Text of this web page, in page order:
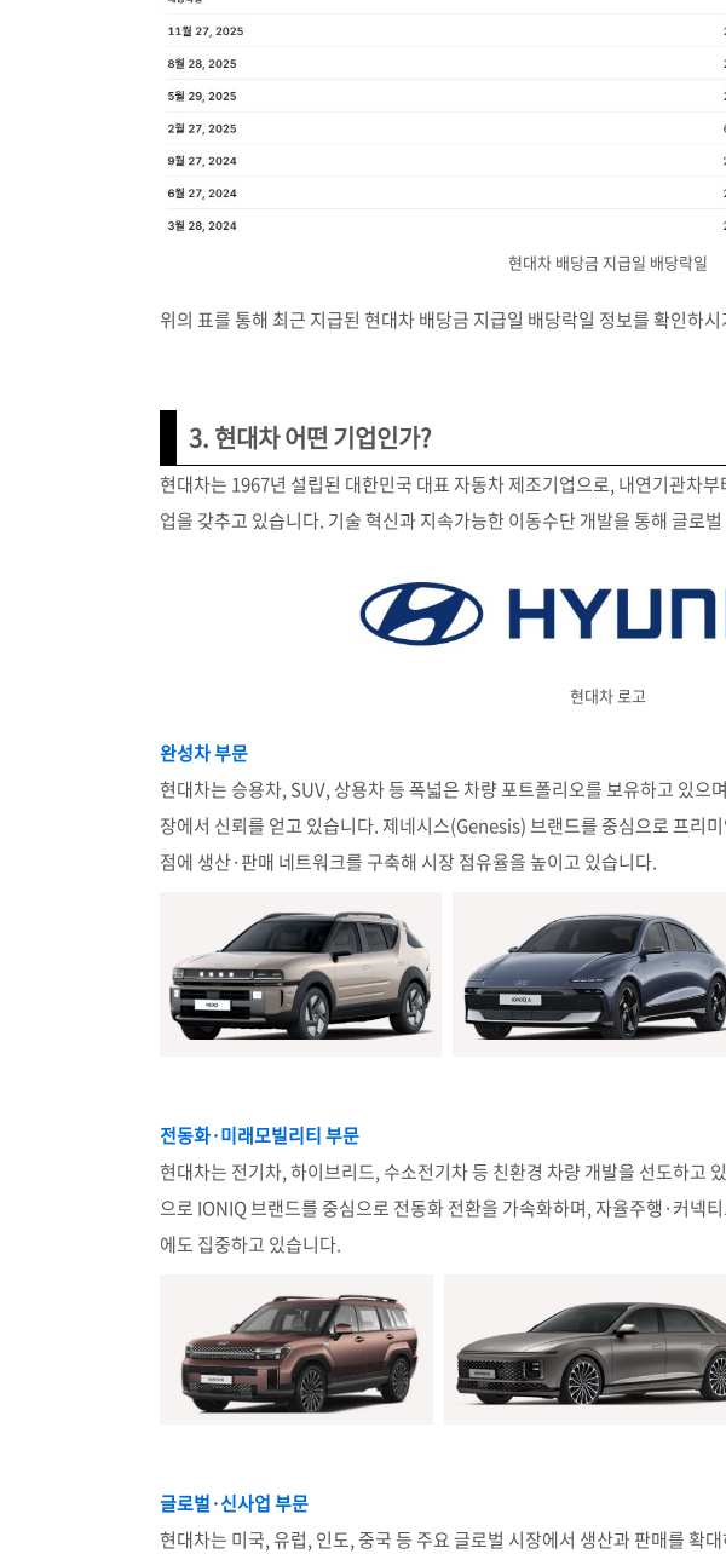
현대차 배당금 지급일 배당락일
위의 표를 통해 최근 지급된 현대차 배당금 지급일 배당락일 정보를 확인하
3. 현대차 어떤 기업인가?
현대차는 1967년 설립된 대한민국 대표 자동차 제조기업으로, 내연기관차
업을 갖추고 있습니다. 기술 혁신과 지속가능한 이동수단 개발을 통해 글로
현대차 로고
완성차 부문
현대차는 승용차, SUV, 상용차 등 폭넓은 차량 포트폴리오를 보유하고 있으
장에서 신뢰를 얻고 있습니다. 제네시스(Genesis) 브랜드를 중심으로 프리
점에 생산·판매 네트워크를 구축해 시장 점유율을 높이고 있습니다.
전동화·미래모빌리티 부문
현대차는 전기차, 하이브리드, 수소전기차 등 친환경 차량 개발을 선도하고
으로 IONIQ 브랜드를 중심으로 전동화 전환을 가속화하며, 자율주행·커넥
에도 집중하고 있습니다.
글로벌·신사업 부문
현대차는 미국, 유럽, 인도, 중국 등 주요 글로벌 시장에서 생산과 판매를 확